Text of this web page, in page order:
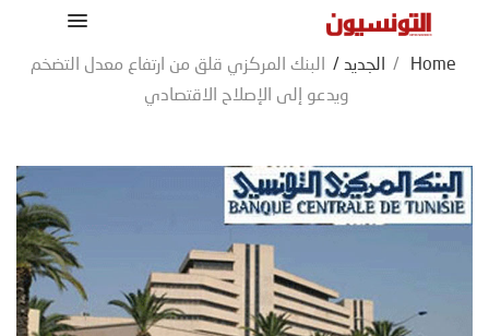
Home
/ الجديد /
البنك المركزي قلق من ارتفاع معدل التضخم
ويدعو إلى الإصلاح الاقتصادي